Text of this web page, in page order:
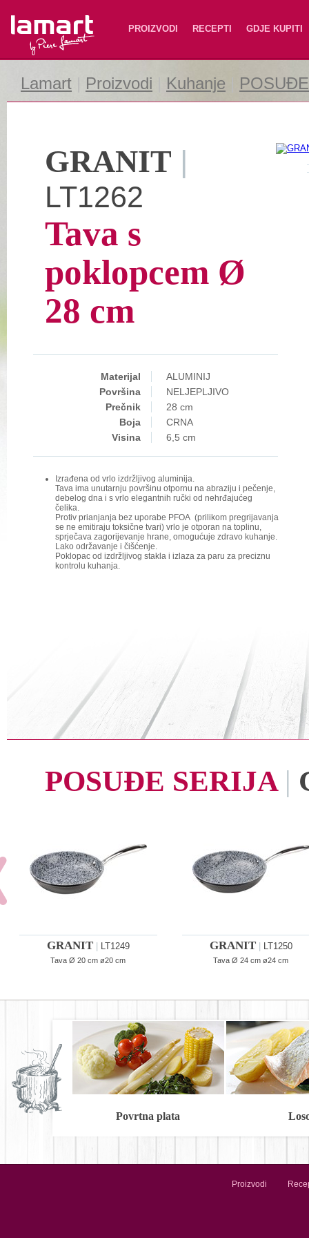
Lamart PROIZVODI RECEPTI GDJE KUPITI
Lamart Proizvodi Kuhanje
GRANIT |
LT1262
Tava s
poklopcem Ø
28 cm
Materijal
ALUMINIJ
Površina
NELJEPLJIVO
Prečnik
28 cm
Boja
CRNA
Visina
6,5 cm
Izrađena od vrlo izdržljivog aluminija.
Tava ima unutarnju površinu otpornu na abraziju i pečenje,
debelog dna i s vrlo elegantnih ručki od nehrđajućeg
čelika.
Protiv prianjanja bez uporabe PFOA (prilikom pregrijavanja
se ne emitiraju toksične tvari) vrlo je otporan na toplinu,
sprječava zagorijevanje hrane, omogućuje zdravo kuhanje.
Lako održavanje i čišćenje.
Poklopac od izdržljivog stakla i izlaza za paru za preciznu
kontrolu kuhanja.
POSUĐE SERIJA |
GRANIT LT1249
Tava Ø 20 cm ø20 cm
GRANIT LT1250
Tava Ø 24 cm ø24 cm
Povrtna plata
Proizvodi